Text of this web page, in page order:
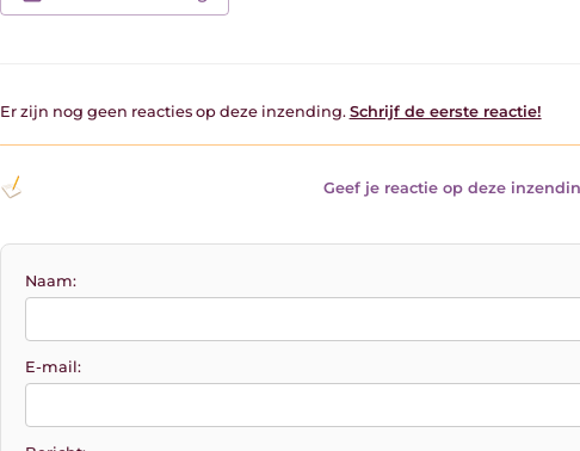
Er zijn nog geen reacties op deze inzending. Schrijf de eerste reactie!
Geef je reactie op deze
Naam:
E-mail: